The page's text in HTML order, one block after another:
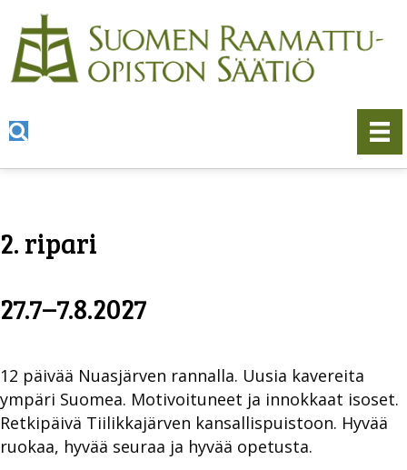
2. ripari
27.7–7.8.2027
12 päivää Nuasjärven rannalla. Uusia kavereita
ympäri Suomea. Motivoituneet ja innokkaat isoset.
Retkipäivä Tiilikkajärven kansallispuistoon. Hyvää
ruokaa, hyvää seuraa ja hyvää opetusta.